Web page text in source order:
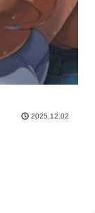
2025.12.02